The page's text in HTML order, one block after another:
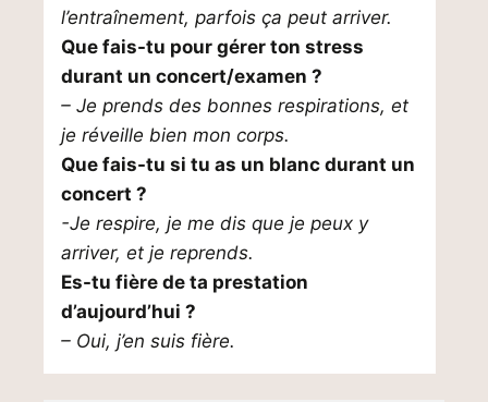
l’entraînement, parfois ça peut arriver.
Que fais-tu pour gérer ton stress
durant un concert/examen ?
– Je prends des bonnes respirations, et
je réveille bien mon corps.
Que fais-tu si tu as un blanc durant un
concert ?
-Je respire, je me dis que je peux y
arriver, et je reprends.
Es-tu fière de ta prestation
d’aujourd’hui ?
– Oui, j’en suis fière.